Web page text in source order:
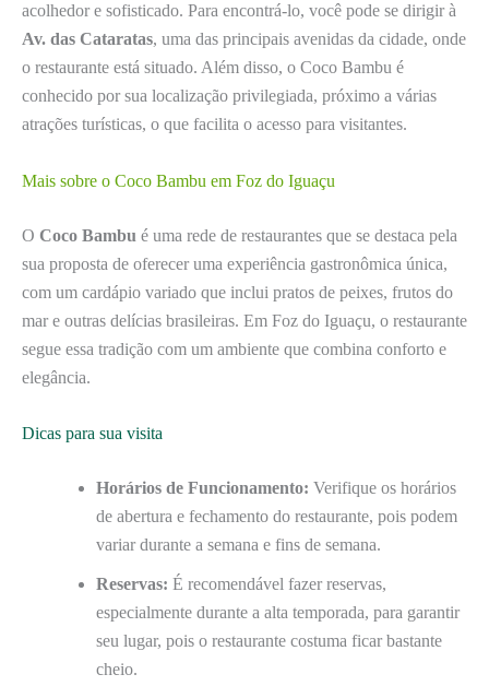
acolhedor e sofisticado. Para encontrá-lo, você pode se dirigir à
Av. das Cataratas, uma das principais avenidas da cidade, onde
o restaurante está situado. Além disso, o Coco Bambu é
conhecido por sua localização privilegiada, próximo a várias
atrações turísticas, o que facilita o acesso para visitantes.
Mais sobre o Coco Bambu em Foz do Iguaçu
O Coco Bambu é uma rede de restaurantes que se destaca pela
sua proposta de oferecer uma experiência gastronômica única,
com um cardápio variado que inclui pratos de peixes, frutos do
mar e outras delícias brasileiras. Em Foz do Iguaçu, o restaurante
segue essa tradição com um ambiente que combina conforto e
elegância.
Dicas para sua visita
Horários de Funcionamento: Verifique os horários
de abertura e fechamento do restaurante, pois podem
variar durante a semana e fins de semana.
Reservas: É recomendável fazer reservas,
especialmente durante a alta temporada, para garantir
seu lugar, pois o restaurante costuma ficar bastante
cheio.